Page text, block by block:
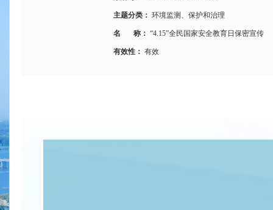
主题分类： 环境监测、保护和治理
名 称： “4.15”全民国家安全教育日保密宣传
有效性： 有效